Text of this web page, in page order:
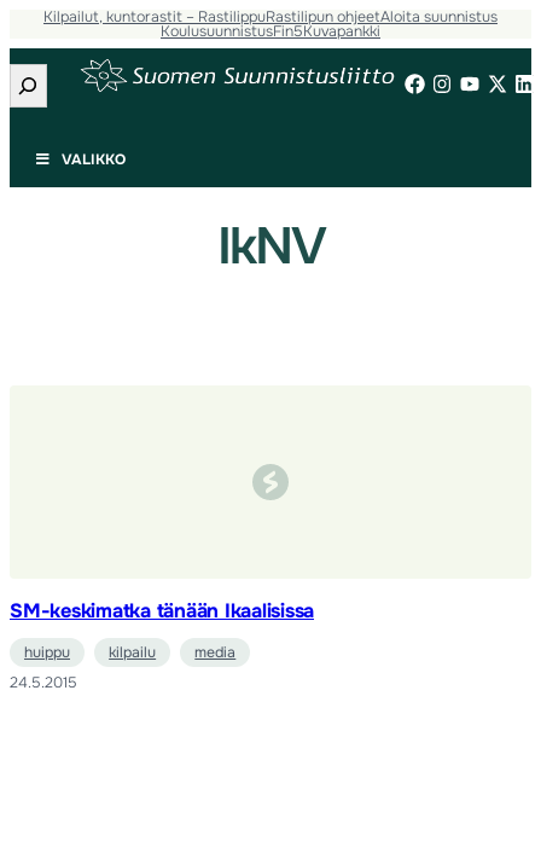
Siirry
sisältöön
Kilpailut, kuntorastit – RastilippuRastilipun ohjeetAloita suunnistus
KoulusuunnistusFin5Kuvapankki
Etsi
VALIKKO
IkNV
SM-keskimatka tänään Ikaalisissa
huippu kilpailu
media
24.5.2015